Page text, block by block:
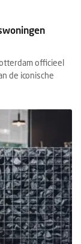
officieel
de iconische